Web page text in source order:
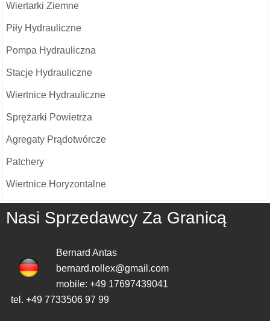
Wiertarki Ziemne
Piły Hydrauliczne
Pompa Hydrauliczna
Stacje Hydrauliczne
Wiertnice Hydrauliczne
Sprężarki Powietrza
Agregaty Prądotwórcze
Patchery
Wiertnice Horyzontalne
Nasi Sprzedawcy Za Granicą
Bernard Antas
bernard.rollex@gmail.com
mobile: +49 17697439041
tel. +49 7733506 97 99